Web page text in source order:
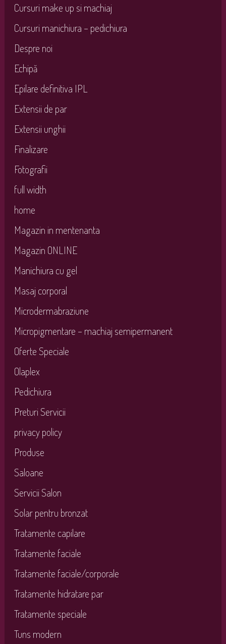
Cursuri make up si machiaj
Cursuri manichiura – pedichiura
Despre noi
Echipă
Epilare definitiva IPL
Extensii de par
Extensii unghii
Finalizare
Fotografii
full width
home
Magazin in mentenanta
Magazin ONLINE
Manichiura cu gel
Masaj corporal
Microdermabraziune
Micropigmentare – machiaj semipermanent
Oferte Speciale
Olaplex
Pedichiura
Preturi Servicii
privacy policy
Produse
Saloane
Servicii Salon
Solar pentru bronzat
Tratamente capilare
Tratamente faciale
Tratamente faciale/corporale
Tratamente hidratare par
Tratamente speciale
Tuns modern